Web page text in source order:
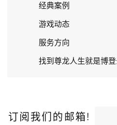
经典案例
游戏动态
服务方向
找到尊龙人生就是博
订阅我们的邮箱!